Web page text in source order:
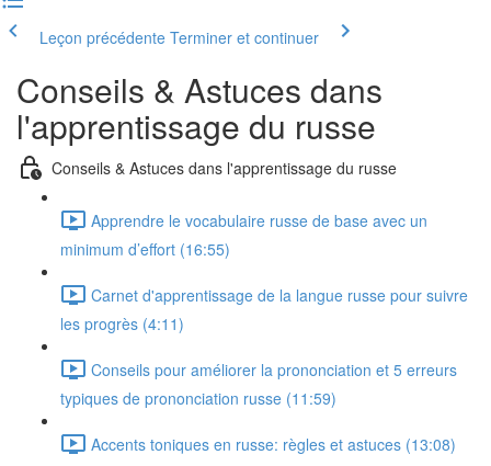
Leçon précédente Terminer et continuer
Conseils & Astuces dans
l'apprentissage du russe
Conseils & Astuces dans l'apprentissage du russe
Apprendre le vocabulaire russe de base avec un
minimum d’effort (16:55)
Carnet d'apprentissage de la langue russe pour suivre
les progrès (4:11)
Conseils pour améliorer la prononciation et 5 erreurs
typiques de prononciation russe (11:59)
Accents toniques en russe: règles et astuces (13:08)